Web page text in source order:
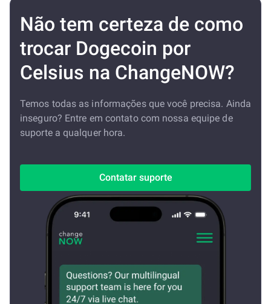
Não tem certeza de como
trocar Dogecoin por
Celsius na ChangeNOW?
Temos todas as informações que você precisa. Ainda
inseguro? Entre em contato com nossa equipe de
suporte a qualquer hora.
Contatar suporte